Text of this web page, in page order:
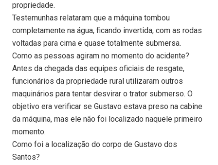
propriedade.
Testemunhas relataram que a máquina tombou
completamente na água, ficando invertida, com as rodas
voltadas para cima e quase totalmente submersa.
Como as pessoas agiram no momento do acidente?
Antes da chegada das equipes oficiais de resgate,
funcionários da propriedade rural utilizaram outros
maquinários para tentar desvirar o trator submerso. O
objetivo era verificar se Gustavo estava preso na cabine
da máquina, mas ele não foi localizado naquele primeiro
momento.
Como foi a localização do corpo de Gustavo dos
Santos?